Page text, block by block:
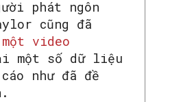
phát ngôn
cũng đã
video
một số dữ liệu
như đã đề